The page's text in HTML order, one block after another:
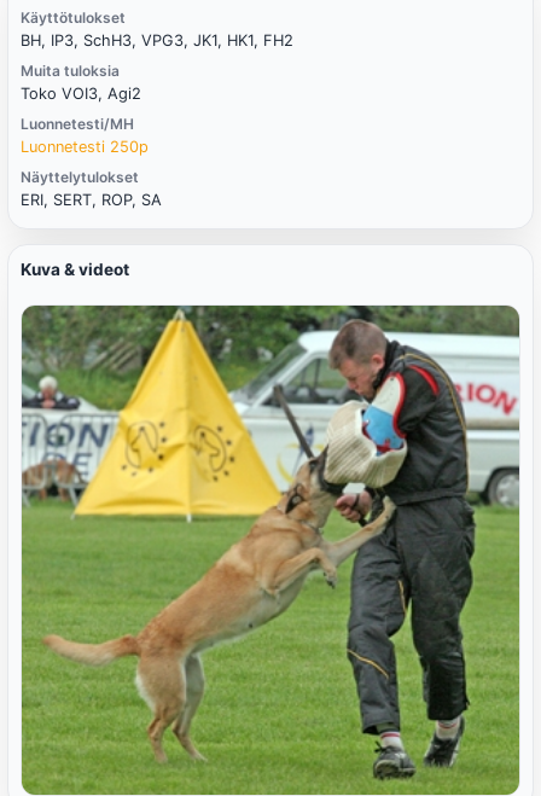
Käyttötulokset
BH, IP3, SchH3, VPG3, JK1, HK1, FH2
Muita tuloksia
Toko VOI3, Agi2
Luonnetesti/MH
Luonnetesti 250p
Näyttelytulokset
ERI, SERT, ROP, SA
Kuva & videot